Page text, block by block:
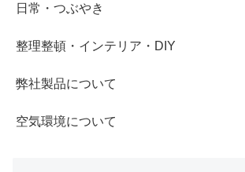
日常・つぶやき
整理整頓・インテリア・DIY
弊社製品について
空気環境について